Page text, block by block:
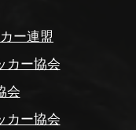
ー連盟
カー協会
会
カー協会